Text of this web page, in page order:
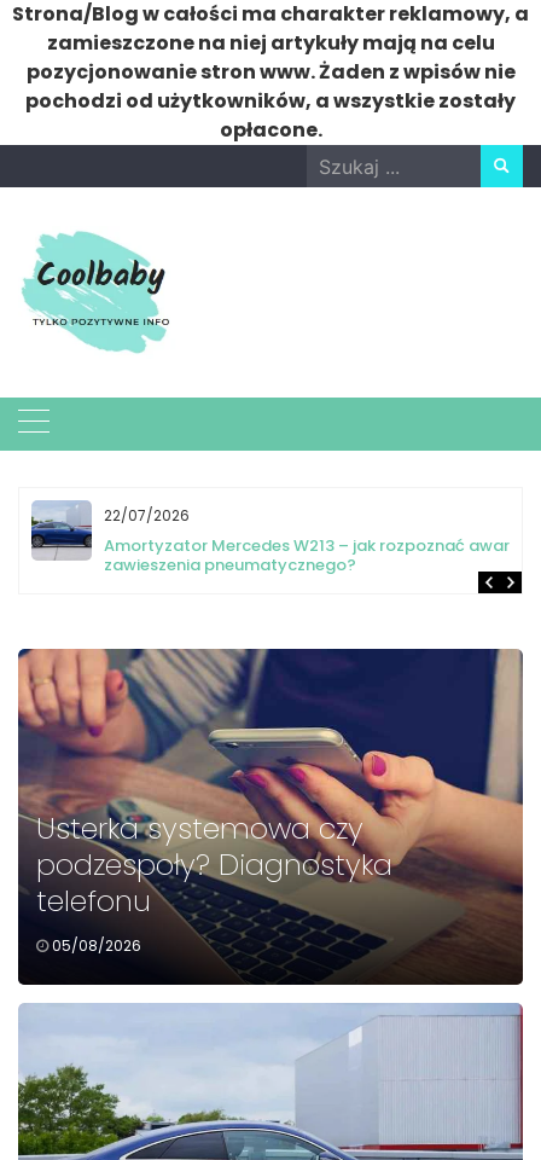
Strona/Blog w całości ma charakter reklamowy, a
zamieszczone na niej artykuły mają na celu
pozycjonowanie stron www. Żaden z wpisów nie
pochodzi od użytkowników, a wszystkie zostały
opłacone.
to
Search
for:
Mercedes W213 – jak rozpoznać awarię
pneumatycznego?
Usterka systemowa czy
podzespoły? Diagnostyka
telefonu
05/08/2026